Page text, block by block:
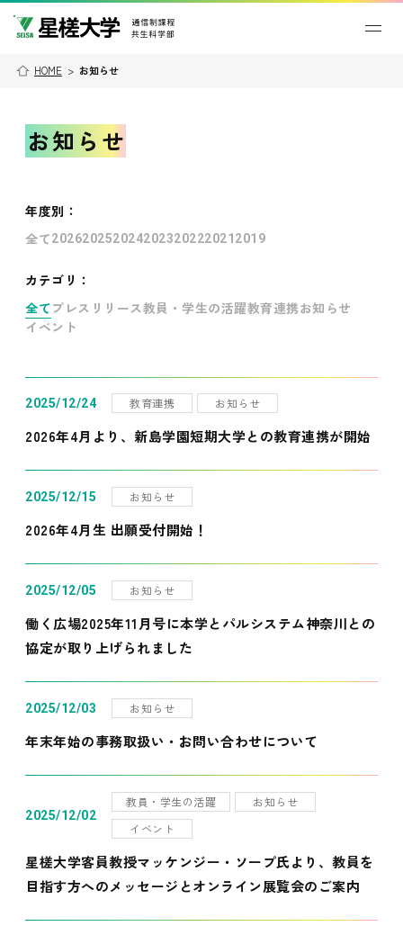
HOME > お知らせ
お知らせ
年度別 ：
全て202620252024202320222021 2019
カテゴリ：
全て プレスリリース教員・学生の活躍教育連携お知らせ
イベント
2025/12/24 教育連携 お知らせ
2026年4月より、新島学園短期大学との教育連携が開始
2025/12/15 お知らせ
2026年4月生 出願受付開始！
2025/12/05 お知らせ
働く広場2025年11月号に本学とパルシステム神奈川との
協定が取り上げられました
2025/12/03 お知らせ
年末年始の事務取扱い・お問い合わせについて
2025/12/02
教員・学生の活躍
お知らせ
イベント
星槎大学客員教授マッケンジー・ソープ氏より、教員を
目指す方へのメッセージとオンライン展覧会のご案内